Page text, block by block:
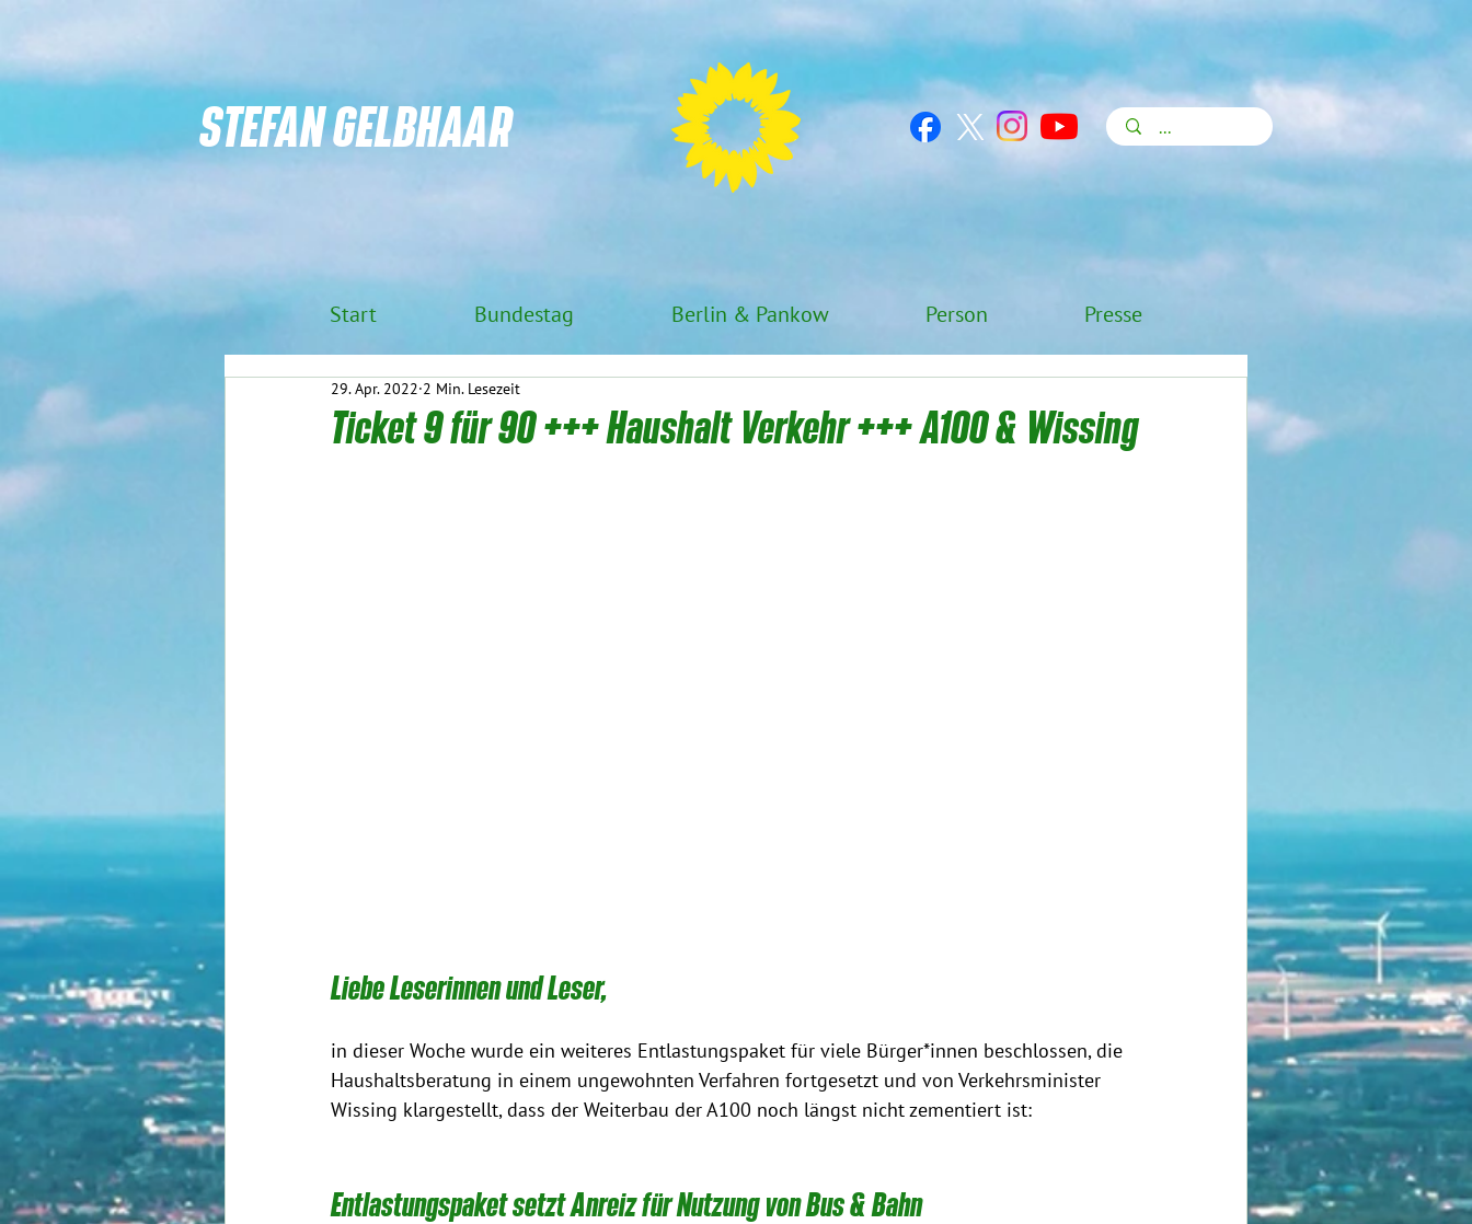
STEFAN GELBHAAR
Ticket 9 für 90 +++ Haushalt Verkehr +++ A100 & Wissing
29. Apr. 2022 2 Min. Lesezeit
Liebe Leserinnen und Leser,
in dieser Woche wurde ein weiteres Entlastungspaket für viele Bürger*innen beschlossen, die
Haushaltsberatung in einem ungewohnten Verfahren fortgesetzt und von Verkehrsminister
Wissing klargestellt, dass der Weiterbau der A100 noch längst nicht zementiert ist:
Entlastungspaket setzt Anreiz für Nutzung von Bus & Bahn
Start Bundestag Berlin & Pankow Person Presse